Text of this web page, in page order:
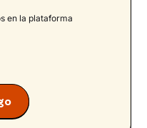
ser madre: el rol de la
renuncia a la
y autocuidado
en la plataforma